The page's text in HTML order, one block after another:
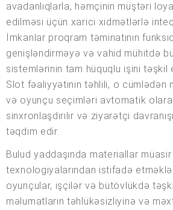
avadanlıqlarla, həmçinin müştəri
edilməsi üçün xarici xidmətlərlə
İmkanlar proqram təminatının
genişləndirməyə və vahid mühitdə
sistemlərinin tam hüquqlu işini təşkil
Slot fəaliyyətinin təhlili, o cümlədən
və oyunçu seçimləri avtomatik
sinxronlaşdırılır və ziyarətçi
təqdim edir.
Bulud yaddaşında materiallar
texnologiyalarından istifadə
oyunçular, işçilər və bütövlükdə
məlumatların təhlükəsizliyinə və